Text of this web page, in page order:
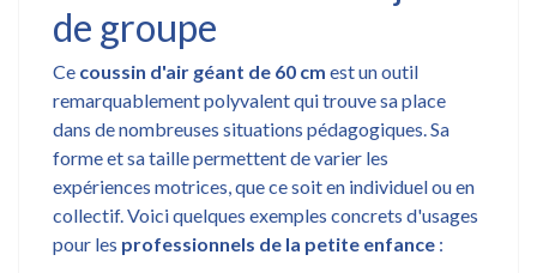
de groupe
Ce coussin d'air géant de 60 cm est un outil
remarquablement polyvalent qui trouve sa place
dans de nombreuses situations pédagogiques. Sa
forme et sa taille permettent de varier les
expériences motrices, que ce soit en individuel ou en
collectif. Voici quelques exemples concrets d'usages
pour les professionnels de la petite enfance :